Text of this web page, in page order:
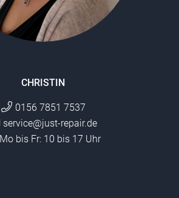
CHRISTIN
0156 7851 7537
service@just-repair.de
Mo bis Fr: 10 bis 17 Uhr